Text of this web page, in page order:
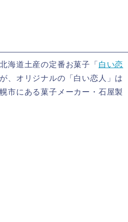
海道土産の定番お菓子「 白い恋
、オリジナルの「白い恋人」は
市にある菓子メーカー・石屋製